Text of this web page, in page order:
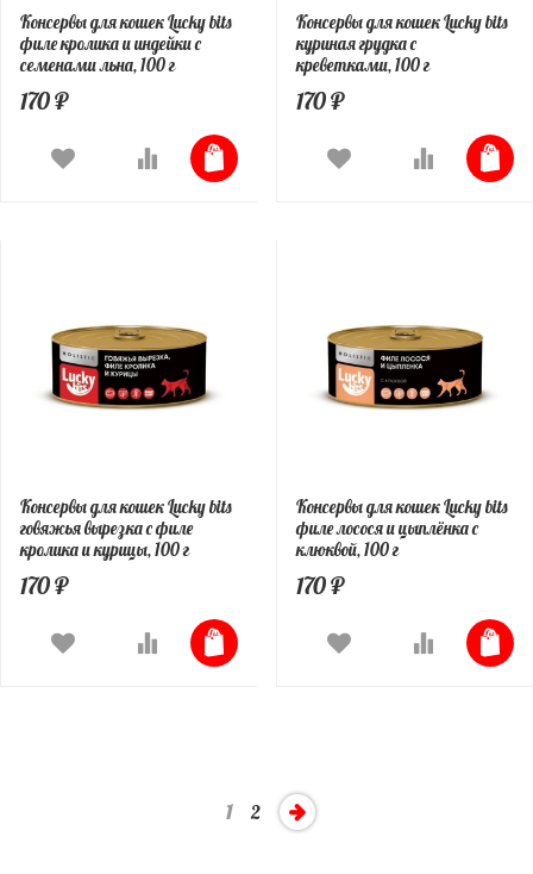
Консервы для кошек Lucky bits
филе кролика и индейки с
семенами льна, 100 г
170 ₽
Консервы для кошек Lucky bits
куриная грудка с
креветками, 100 г
170 ₽
Консервы для кошек Lucky bits
говяжья вырезка с филе
кролика и курицы, 100 г
170 ₽
Консервы для кошек Lucky bits
филе лосося и цыплёнка с
клюквой, 100 г
170 ₽
1 2